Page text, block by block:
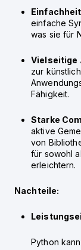
einfache
was sie für
Vielseitige
zur
Fähigkeit.
Starke
aktive
von
für sowohl
erleichtern.
Nachteile:
Python